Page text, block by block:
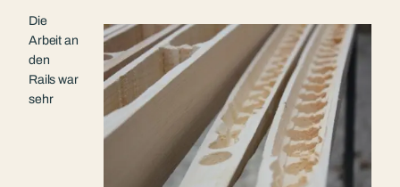
Die
Arbeit an
den
Rails war
sehr